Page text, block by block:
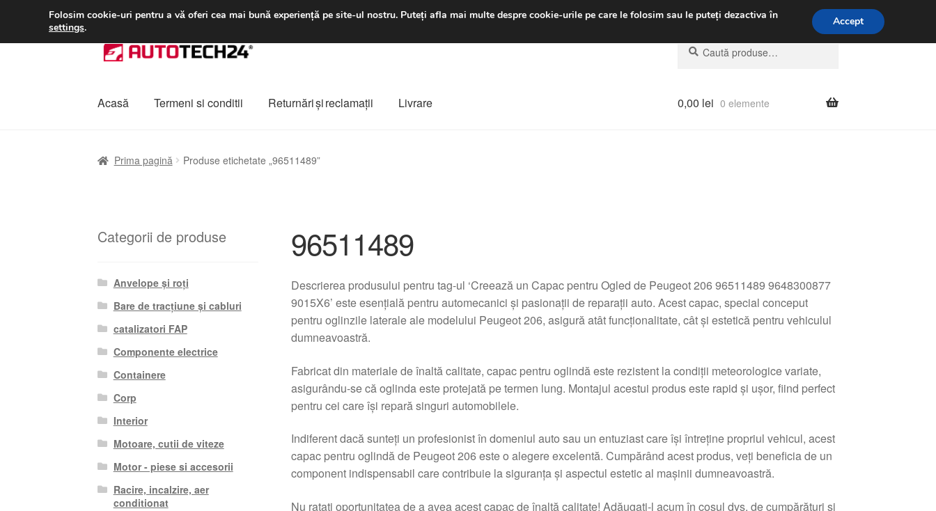
LIVRARE de la 33 lei luni-vineri 9 a.m. - 4 p.m.031 229 6816
Sari
la
Sari
la
Caută
după:
Caută
Acasă Termeni si conditii Returnări şi reclamații Livrare 0,00 lei 0 elemente
Prima pagină Produse etichetate „96511489”
96511489
Descrierea produsului pentru tag-ul ‘Creează un Capac pentru Ogled de Peugeot 206 96511489 9648300877
9015X6’ este esențială pentru automecanici și pasionații de reparații auto. Acest capac, special conceput
pentru oglinzile laterale ale modelului Peugeot 206, asigură atât funcționalitate, cât și estetică pentru vehiculul
dumneavoastră.
Fabricat din materiale de înaltă calitate, capac pentru oglindă este rezistent la condiții meteorologice variate,
asigurându-se că oglinda este protejată pe termen lung. Montajul acestui produs este rapid și ușor, fiind perfect
pentru cei care își repară singuri automobilele.
Indiferent dacă sunteți un profesionist în domeniul auto sau un entuziast care își întreține propriul vehicul, acest
capac pentru oglindă de Peugeot 206 este o alegere excelentă. Cumpărând acest produs, veți beneficia de un
component indispensabil care contribuie la siguranța și aspectul estetic al mașinii dumneavoastră.
Nu ratați oportunitatea de a avea acest capac de înaltă calitate! Adăugați-l acum în coșul dvs. de cumpărături și
Categorii de produse
Anvelope și roți
Bare de tracțiune și cabluri
catalizatori FAP
Componente electrice
Containere
Corp
Interior
Motoare, cutii de viteze
Motor - piese si accesorii
Racire, incalzire, aer
conditionat
Folosim cookie-uri pentru a vă oferi cea mai bună experiență pe site-ul nostru. Puteți afla mai multe despre cookie-urile pe care le folosim sau le puteți dezactiva în
settings. Accept